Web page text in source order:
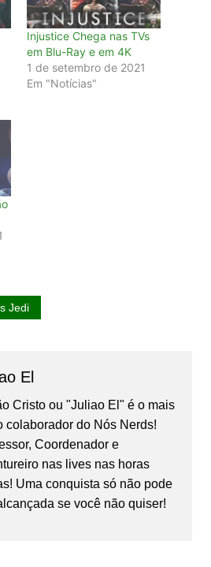
Injustice Chega nas TVs
em Blu-Ray e em 4K
1 de setembro de 2021
Em "Notícias"
Jedi
El
Cristo ou "Juliao El" é o mais
colaborador do Nós Nerds!
Coordenador e
nas lives nas horas
Uma conquista só não pode
se você não quiser!